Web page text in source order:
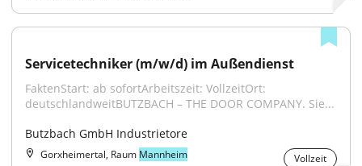
Servicetechniker (m/w/d) im Außendienst
FaktenStart: ab sofortArbeitszeit: VollzeitOrt:
deutschlandweitBUTZBACH – THE DOOR COMPANY. Sie...
Butzbach GmbH Industrietore
Gorxheimertal, Raum Mannheim Vollzeit